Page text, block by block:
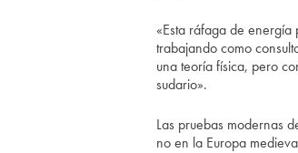
«Esta ráfaga de energía
trabajando como
una teoría física, pero
sudario».
Las pruebas modernas
no en la Europa